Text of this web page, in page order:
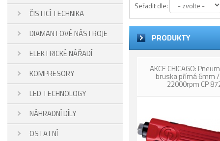
ČISTICÍ TECHNIKA
DIAMANTOVÉ NÁSTROJE
ELEKTRICKÉ NÁŘADÍ
KOMPRESORY
LED TECHNOLOGY
NÁHRADNÍ DÍLY
OSTATNÍ
Seřadit dle:
PRODUKTY
AKCE CHICAGO:
bruska přímá 6mm
22000rpm CP